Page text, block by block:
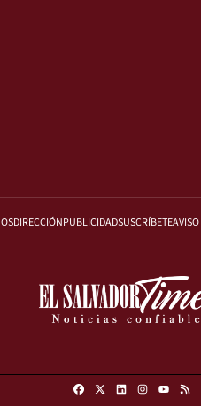
DIRECCIÓNPUBLICIDADSUSCRÍBETE
FacebookLinkedinInstagram